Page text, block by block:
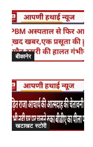
बीकानेर
खटाखट स्टोरी